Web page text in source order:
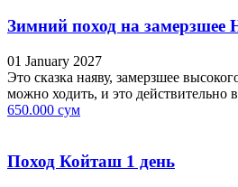
Зимний поход на замерзшее
01 January 2027
Это сказка наяву, замерзшее
можно ходить, и это действительно
650.000 сум
Поход Койташ 1 день